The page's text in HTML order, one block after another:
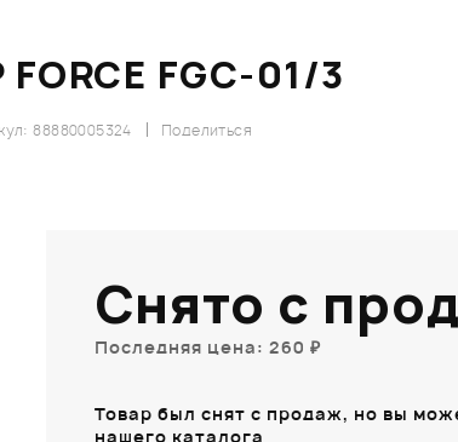
FGC-01/3
Поделиться
88880005324
Снято с
Последняя цена: 260 ₽
Товар был снят с продаж, но вы
нашего каталога